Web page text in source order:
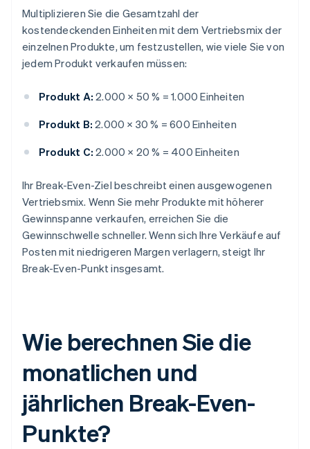
Multiplizieren Sie die Gesamtzahl der
kostendeckenden Einheiten mit dem Vertriebsmix der
einzelnen Produkte, um festzustellen, wie viele Sie von
jedem Produkt verkaufen müssen:
Produkt A: 2.000 × 50 % = 1.000 Einheiten
Produkt B: 2.000 × 30 % = 600 Einheiten
Produkt C: 2.000 × 20 % = 400 Einheiten
Ihr Break-Even-Ziel beschreibt einen ausgewogenen
Vertriebsmix. Wenn Sie mehr Produkte mit höherer
Gewinnspanne verkaufen, erreichen Sie die
Gewinnschwelle schneller. Wenn sich Ihre Verkäufe auf
Posten mit niedrigeren Margen verlagern, steigt Ihr
Break-Even-Punkt insgesamt.
Wie berechnen Sie die
monatlichen und
jährlichen Break-Even-
Punkte?